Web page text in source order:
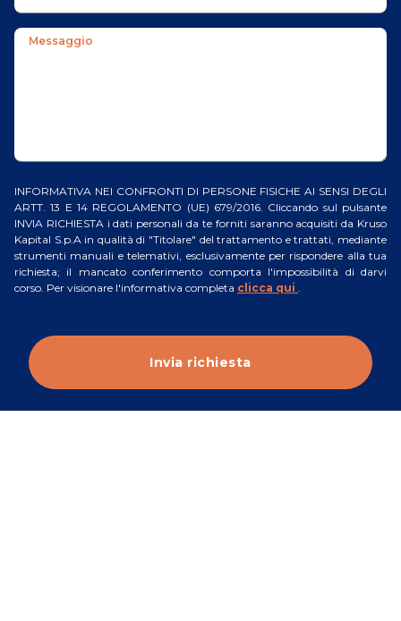
Messaggio
INFORMATIVA NEI CONFRONTI DI PERSONE FISICHE AI SENSI DEGLI
ARTT. 13 E 14 REGOLAMENTO (UE) 679/2016. Cliccando sul pulsante
INVIA RICHIESTA i dati personali da te forniti saranno acquisiti da Kruso
Kapital S.p.A in qualità di "Titolare" del trattamento e trattati, mediante
strumenti manuali e telemativi, esclusivamente per rispondere alla tua
richiesta; il mancato conferimento comporta l'impossibilità di darvi
corso. Per visionare l'informativa completa clicca qui .